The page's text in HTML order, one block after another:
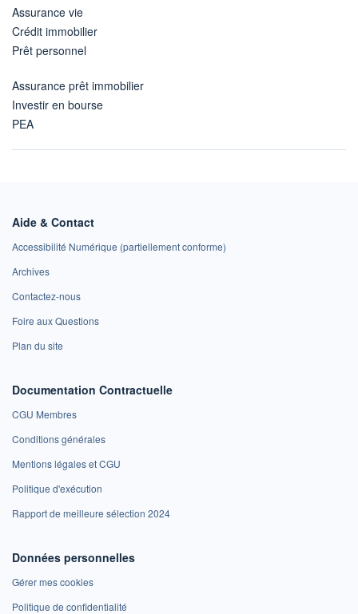
Assurance vie
Crédit immobilier
Prêt personnel
Assurance prêt immobilier
Investir en bourse
PEA
Aide & Contact
Accessibilité Numérique (partiellement conforme)
Archives
Contactez-nous
Foire aux Questions
Plan du site
Documentation Contractuelle
CGU Membres
Conditions générales
Mentions légales et CGU
Politique d'exécution
Rapport de meilleure sélection 2024
Données personnelles
Gérer mes cookies
Politique de confidentialité